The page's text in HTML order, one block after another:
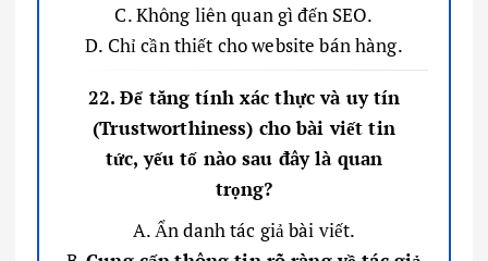
C. Không liên quan gì đến SEO.
D. Chỉ cần thiết cho website bán hàng.
22. Để tăng tính xác thực và uy tín
(Trustworthiness) cho bài viết tin
tức, yếu tố nào sau đây là quan
trọng?
A. Ẩn danh tác giả bài viết.